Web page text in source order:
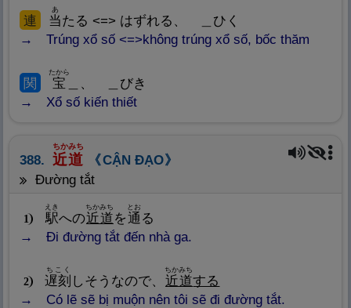
連 当
あ
たる <=> はずれる、 ＿ひく
Trúng xổ số <=>không trúng xổ số, bốc thăm
関 宝
たから
＿、 ＿びき
Xổ số kiến thiết
388. 近道
ちかみち
CẬN ĐẠO
đường tắt
1 駅
えき
への近道
ちかみち
を通
とお
る
Đi đường tắt đến nhà ga.
2 遅刻
ちこく
しそうなので、 近道
ちかみち
する
Có lẽ sẽ bị muộn nên tôi sẽ đi đường tắt.